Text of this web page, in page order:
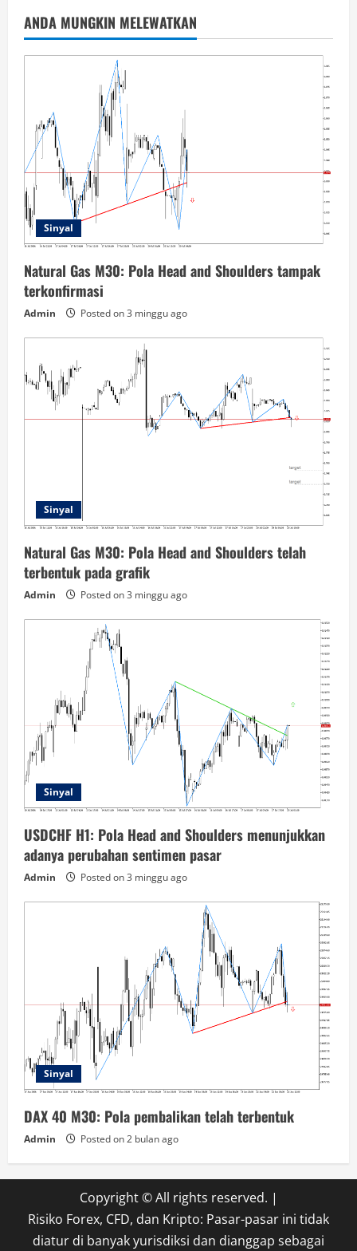
ANDA MUNGKIN MELEWATKAN
Sinyal
Natural Gas M30: Pola Head and Shoulders tampak
terkonfirmasi
Admin Posted on 3 minggu ago
Sinyal
Natural Gas M30: Pola Head and Shoulders telah
terbentuk pada grafik
Admin Posted on 3 minggu ago
Sinyal
USDCHF H1: Pola Head and Shoulders menunjukkan
adanya perubahan sentimen pasar
Admin Posted on 3 minggu ago
Sinyal
DAX 40 M30: Pola pembalikan telah terbentuk
Admin Posted on 2 bulan ago
Copyright © All rights reserved. |
Risiko Forex, CFD, dan Kripto: Pasar-pasar ini tidak
diatur di banyak yurisdiksi dan dianggap sebagai